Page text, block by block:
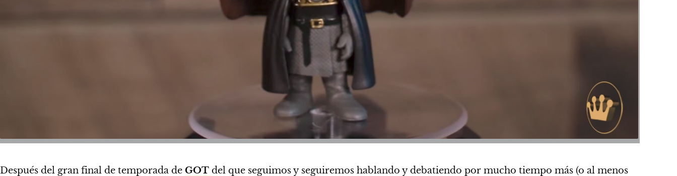
Después del gran final de temporada de GOT del que seguimos y seguiremos hablando y debatiendo por mucho tiempo más (o al menos